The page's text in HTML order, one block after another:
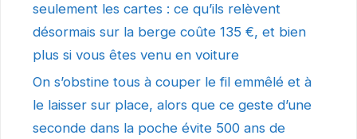
seulement les cartes : ce qu’ils relèvent
désormais sur la berge coûte 135 €, et bien
plus si vous êtes venu en voiture
On s’obstine tous à couper le fil emmêlé et à
le laisser sur place, alors que ce geste d’une
seconde dans la poche évite 500 ans de